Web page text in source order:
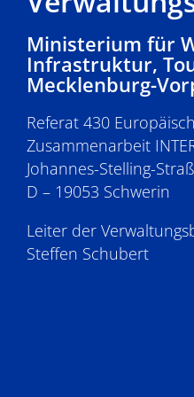
Ministerium für
Infrastruktur,
Mecklenburg-
Referat 430
Zusammenarbeit
Johannes-Stelling-
D – 19053 Schwerin
Leiter der
Steffen Schubert